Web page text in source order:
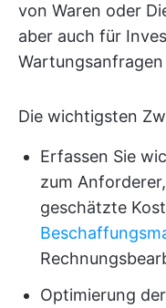
von Waren oder
aber auch für
Die wichtigsten
Erfassen Sie
zum
geschätzte
Optimierung